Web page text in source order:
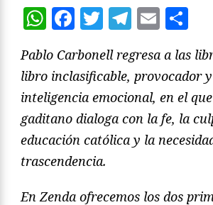
WhatsApp
Facebook
TwitterEmail
Pablo Carbonell regresa a las
libro inclasificable, provocador
inteligencia emocional, en el
gaditano dialoga con la fe, la
educación católica y la
trascendencia.
En Zenda ofrecemos los dos